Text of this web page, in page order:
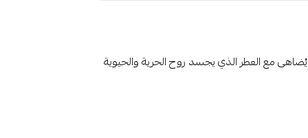
يُضاهى مع العطر الذي يجسد روح الحرية والحيوية